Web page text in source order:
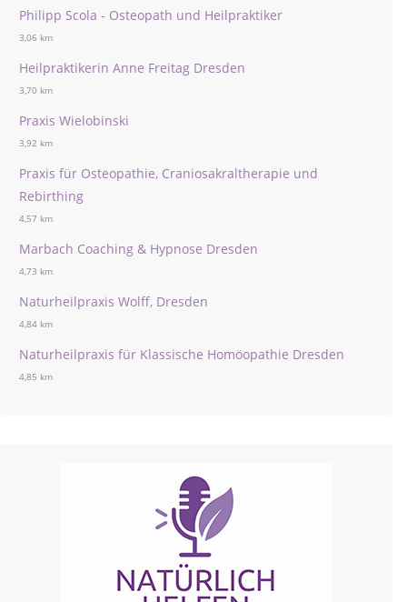
Philipp Scola - Osteopath und Heilpraktiker
3,06 km
Heilpraktikerin Anne Freitag Dresden
3,70 km
Praxis Wielobinski
3,92 km
Praxis für Osteopathie, Craniosakraltherapie und
Rebirthing
4,57 km
Marbach Coaching & Hypnose Dresden
4,73 km
Naturheilpraxis Wolff, Dresden
4,84 km
Naturheilpraxis für Klassische Homöopathie Dresden
4,85 km